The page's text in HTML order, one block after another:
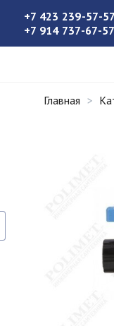
+7 423 239-57-57
+7 914 737-67-57
Главная